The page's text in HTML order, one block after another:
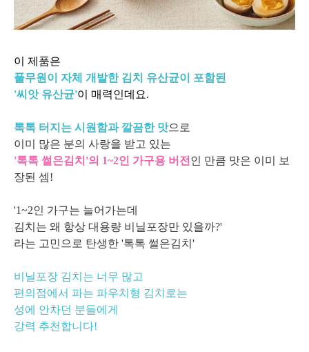
이 제품은
풀무원이 자체 개발한 김치 유산균이 포함된
'씨앗 유산균'이 매력인데요.
톡톡 터지는 시원함과 깔끔한 맛으로
이미 많은 분의 사랑을 받고 있는
'톡톡 썰은김치'의 1~2인 가구용 버전 인 만큼 맛은 이미 보
장된 셈!
'1~2인 가구는 늘어가는데
김치는 왜 항상 대용량 비닐포장만 있을까?'
라는 고민으로 탄생한 '톡톡 썰은김치'
비닐포장 김치는 너무 많고
편의점에서 파는 파우치형 김치로는
성에 안차던 분들에게
강력 추천합니다!